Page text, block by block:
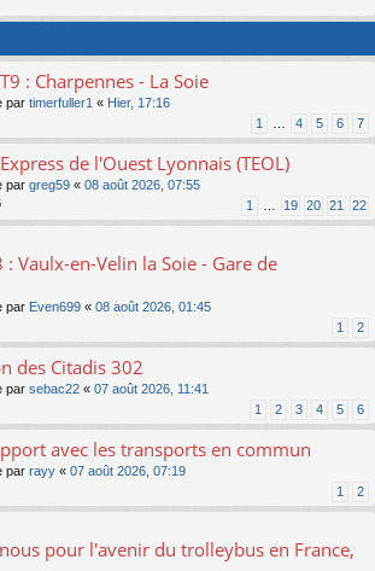
: Charpennes - La Soie
par timerfuller1 « Hier, 17:16
1 4 5 6 7
de l'Ouest Lyonnais (TEOL)
par greg59 « 08 août 2026, 07:55
1 19 20 21 22
: Vaulx-en-Velin la Soie - Gare de
par Even699 « 08 août 2026, 01:45
1 2
des Citadis 302
par sebac22 « 07 août 2026, 11:41
1 2 3 4 5 6
avec les transports en commun
par rayy « 07 août 2026, 07:19
1 2
pour l'avenir du trolleybus en France,